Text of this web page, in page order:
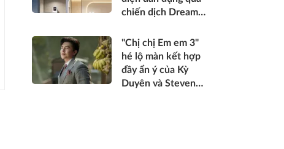
chiến dịch Dream
"Chị chị Em em 3"
hé lộ màn kết hợp
đầy ẩn ý của Kỳ
Duyên và Steven